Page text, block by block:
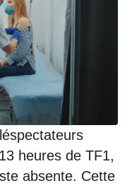
heures de TF1,
absente. Cette